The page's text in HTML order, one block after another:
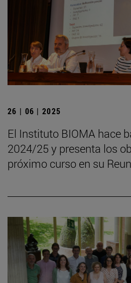
26 | 06 | 2025
El Instituto BIOMA hace
2024/25 y presenta los
próximo curso en su